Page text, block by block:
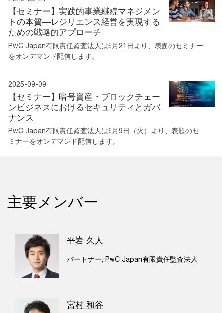
【セミナー】実践的事業継続マネジメン
トの本質―レジリエンス経営を実現する
ための戦略的アプローチ―
PwC Japan有限責任監査法人は5月21日より、表題のセミナー
をオンデマンド配信します。
2025-09-09
【セミナー】暗号資産・ブロックチェー
ンビジネスにおけるセキュリティとガバ
ナンス
PwC Japan有限責任監査法人は9月9日（火）より、表題のセ
ミナーをオンデマンド配信します。
主要メンバー
平岩 久人
パートナー, PwC Japan有限責任監査法人
宮村 和谷